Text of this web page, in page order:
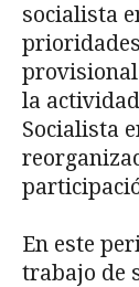
socialista
provisional
la
Socialista
En este
trabajo de